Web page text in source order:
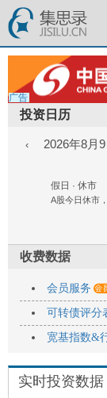
广告
投资日历
‹ 2026年8月9
假日 · 休市
A股今日休市
收费数据
会员服务
可转债评分
宽基指数&
实时投资数据